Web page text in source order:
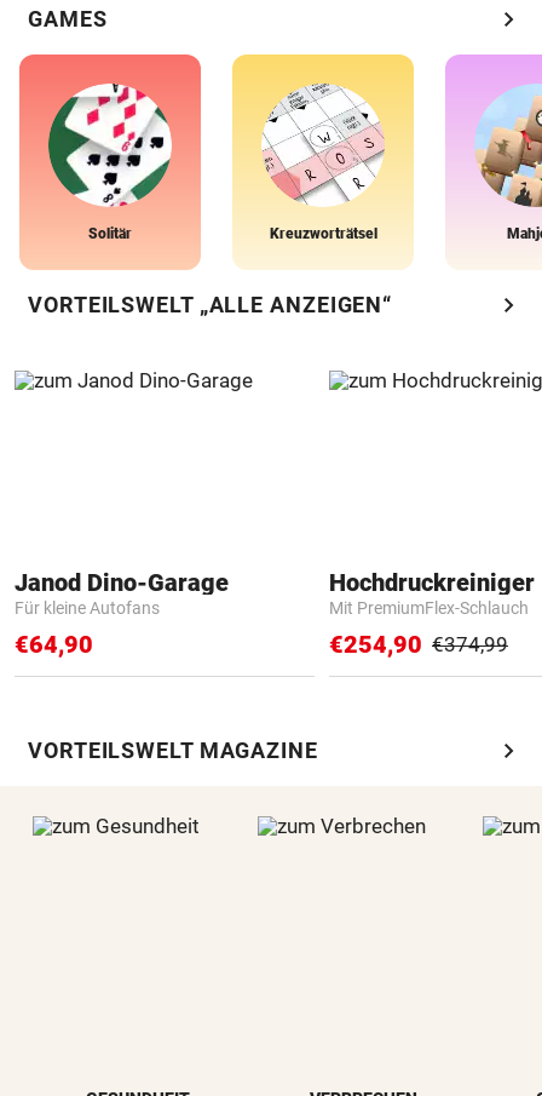
GAMES chevron_right
Solitär Kreuzworträtsel
VORTEILSWELT „ALLE ANZEIGEN“ chevron_right
Janod Dino-Garage
Für kleine Autofans
€64,90
Hochdruckreiniger
Mit PremiumFlex-Schlauch
€254,90 €374,99
VORTEILSWELT MAGAZINE chevron_right